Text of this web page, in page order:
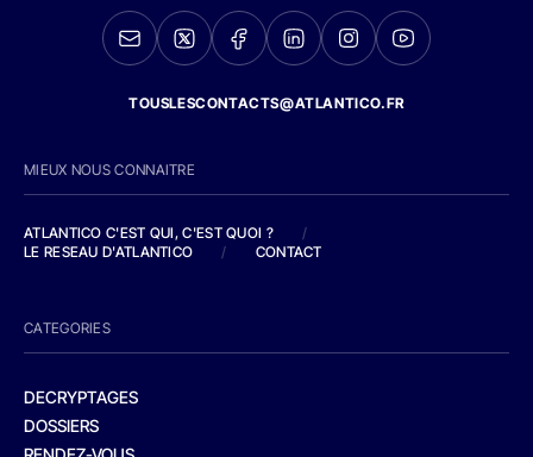
TOUSLESCONTACTS@ATLANTICO.FR
MIEUX NOUS CONNAITRE
ATLANTICO C'EST QUI, C'EST QUOI ?
/
LE RESEAU D'ATLANTICO
/ CONTACT
CATEGORIES
DECRYPTAGES
DOSSIERS